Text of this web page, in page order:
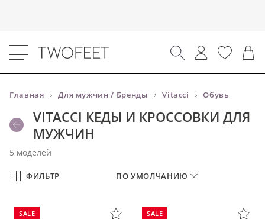
Главная Для мужчин / Бренды Vitacci Обувь
VITACCI КЕДЫ И КРОССОВКИ ДЛЯ
МУЖЧИН
5 моделей
ПО УМОЛЧАНИЮ
ФИЛЬТР
SALE SALE